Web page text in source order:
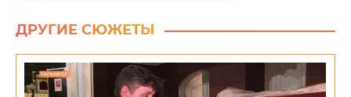
ДРУГИЕ СЮЖЕТЫ